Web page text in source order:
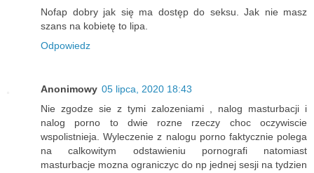
Nofap dobry jak się ma dostęp do seksu. Jak nie masz
szans na kobietę to lipa.
Odpowiedz
Anonimowy 05 lipca, 2020 18:43
Nie zgodze sie z tymi zalozeniami , nalog masturbacji i
nalog porno to dwie rozne rzeczy choc oczywiscie
wspolistnieja. Wyleczenie z nalogu porno faktycznie polega
na calkowitym odstawieniu pornografi natomiast
masturbacje mozna ograniczyc do np jednej sesji na tydzien